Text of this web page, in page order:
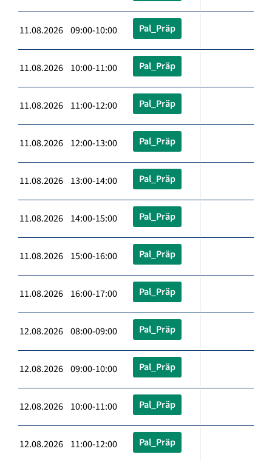
11.08.2026 09:00-10:00 Pal_Präp
11.08.2026 10:00-11:00 Pal_Präp
11.08.2026 11:00-12:00 Pal_Präp
11.08.2026 12:00-13:00 Pal_Präp
11.08.2026 13:00-14:00 Pal_Präp
11.08.2026 14:00-15:00 Pal_Präp
11.08.2026 15:00-16:00 Pal_Präp
11.08.2026 16:00-17:00 Pal_Präp
12.08.2026 08:00-09:00 Pal_Präp
12.08.2026 09:00-10:00 Pal_Präp
12.08.2026 10:00-11:00 Pal_Präp
12.08.2026 11:00-12:00 Pal_Präp